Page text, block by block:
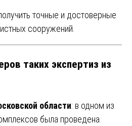
точные и достоверные
сооружений.
таких экспертиз из
области: в одном из
была проведена